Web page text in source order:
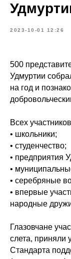
2023-10-01 12:26
500
Удмуртии
на год и
Всех
• школьники;
• студенчество;
• предприятия
•
• серебряные
• впервые
народные
Глазовчане
слета, приняли
Стандарта